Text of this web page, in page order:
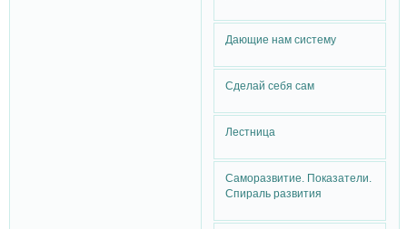
Дающие нам систему
Сделай себя сам
Лестница
Саморазвитие. Показатели.
Спираль развития